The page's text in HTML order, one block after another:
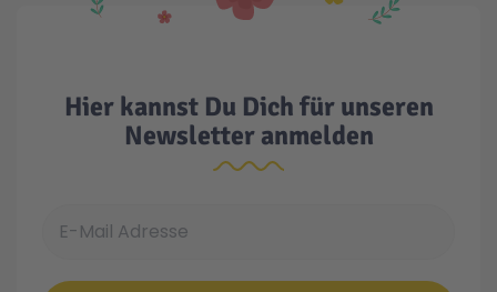
Hier kannst Du Dich für unseren
Newsletter anmelden